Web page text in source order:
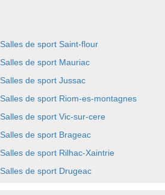
Salles de sport Saint-flour
Salles de sport Mauriac
Salles de sport Jussac
Salles de sport Riom-es-montagnes
Salles de sport Vic-sur-cere
Salles de sport Brageac
Salles de sport Rilhac-Xaintrie
Salles de sport Drugeac